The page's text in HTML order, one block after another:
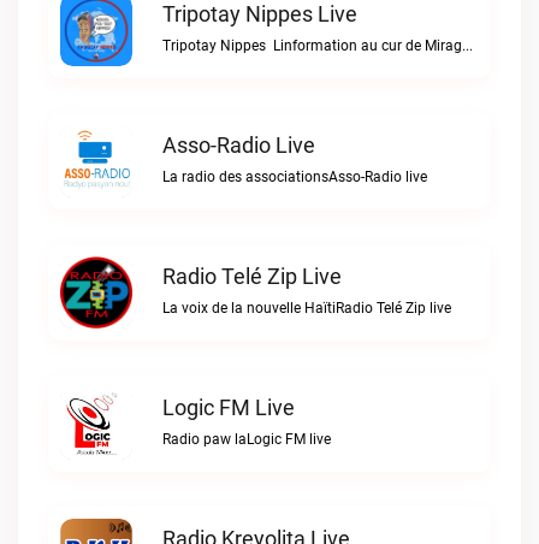
Tripotay Nippes Live
Tripotay Nippes  Linformation au cur de Miragoâne et du monde.Tripotay Nippes live
Asso-Radio Live
La radio des associationsAsso-Radio live
Radio Telé Zip Live
La voix de la nouvelle HaïtiRadio Telé Zip live
Logic FM Live
Radio paw laLogic FM live
Radio Kreyolita Live